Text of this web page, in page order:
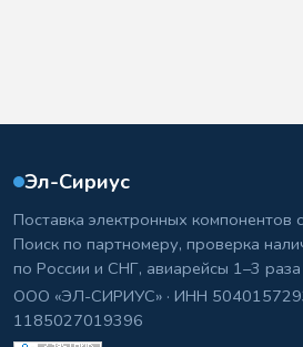
Эл-Сириус
Поставка электронных компонентов
Поиск по партномеру, проверка
по России и СНГ, авиарейсы 1–3
ООО «ЭЛ-СИРИУС» · ИНН
1185027019396